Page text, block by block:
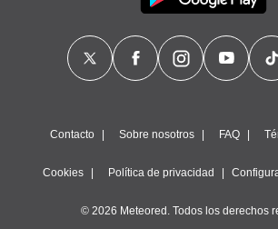
Contacto Sobre nosotros FAQ
Cookies Política de privacidad
© 2026 Meteored. Todos los derechos